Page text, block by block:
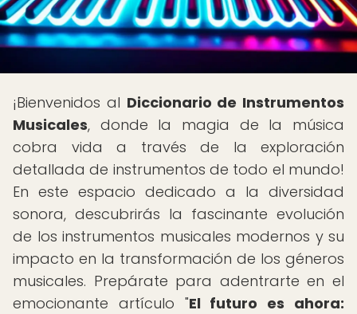
¡Bienvenidos al Diccionario de Instrumentos
Musicales, donde la magia de la música
cobra vida a través de la exploración
detallada de instrumentos de todo el mundo!
En este espacio dedicado a la diversidad
sonora, descubrirás la fascinante evolución
de los instrumentos musicales modernos y su
impacto en la transformación de los géneros
musicales. Prepárate para adentrarte en el
emocionante artículo "El futuro es ahora: